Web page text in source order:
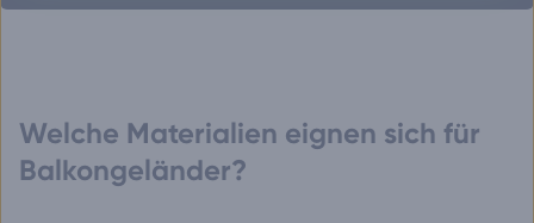
Welche Materialien eignen sich für
Balkongeländer?